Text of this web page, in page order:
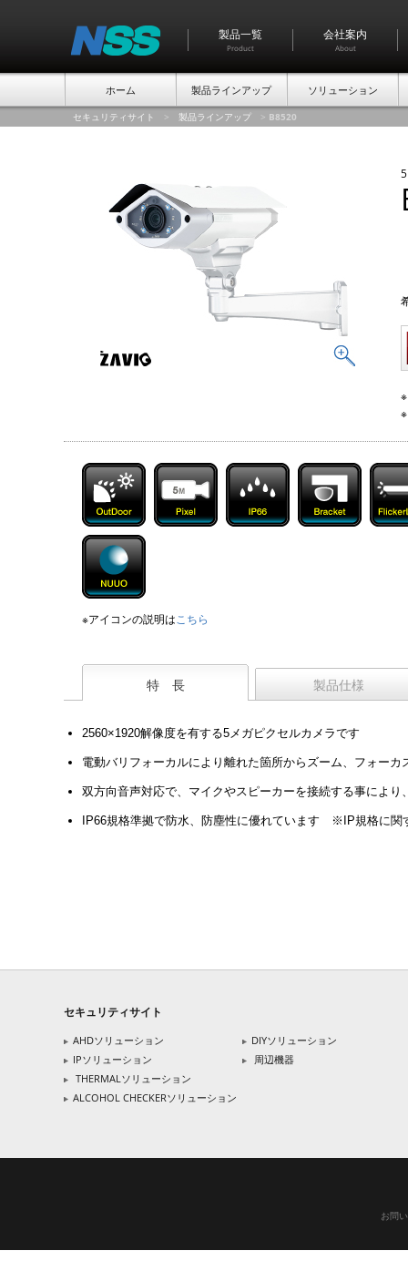
製品一覧
Product
会社案内
About
ホーム 製品ラインアップ ソリューション
セキュリティサイト > 製品ラインアップ > B8520
※アイコンの説明はこちら
特 長 製品仕様
2560×1920解像度を有する5メガピクセルカメラです
電動バリフォーカルにより離れた箇所からズーム、フォーカ
双方向音声対応で、マイクやスピーカーを接続する事により
IP66規格準拠で防水、防塵性に優れています ※IP規格に関
セキュリティサイト
AHDソリューション
IPソリューション
THERMALソリューション
ALCOHOL CHECKERソリューション
DIYソリューション
周辺機器
お問